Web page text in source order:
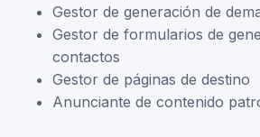
Gestor de generación de
Gestor de formularios de
contactos
Gestor de páginas de destino
Anunciante de contenido